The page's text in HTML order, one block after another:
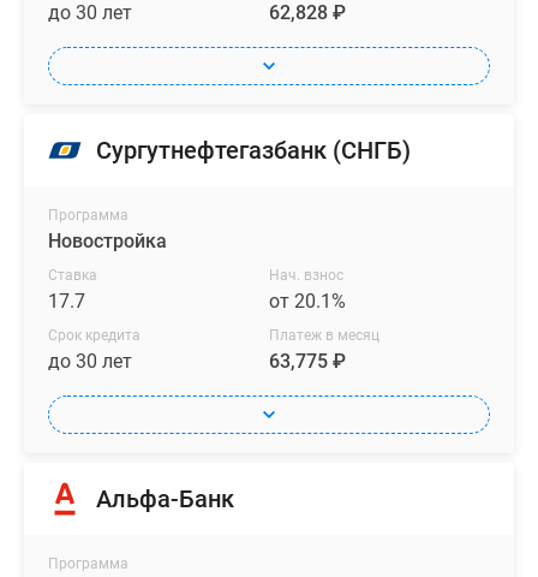
до 30 лет 62,828 ₽
Сургутнефтегазбанк (СНГБ)
Программа
Новостройка
Ставка
17.7
Нач. взнос
от 20.1%
Срок кредита
до 30 лет
Платеж в месяц
63,775 ₽
Альфа-Банк
Программа